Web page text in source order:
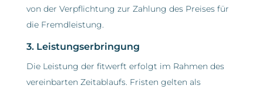
von der Verpflichtung zur Zahlung des Preises für
die Fremdleistung.
3. Leistungserbringung
Die Leistung der fitwerft erfolgt im Rahmen des
vereinbarten Zeitablaufs. Fristen gelten als